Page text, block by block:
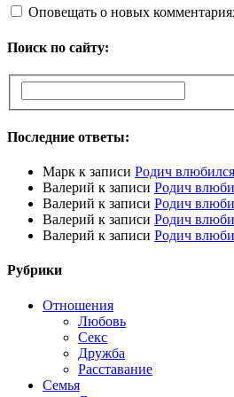
Оповещать о новых
Поиск по сайту:
Последние ответы:
Марк к записи Родич
Валерий к записи Родич
Валерий к записи Родич
Валерий к записи Родич
Валерий к записи Родич
Рубрики
Отношения
Любовь
Секс
Дружба
Расставание
Семья